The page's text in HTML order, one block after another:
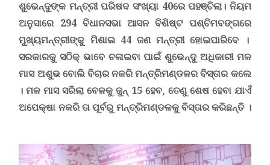
ଶୁଭେନ୍ଦୁଙ୍କ ମନ୍ତ୍ରୀ ପରିଷଦ ସଂଖ୍ୟା 40ରେ ପହଞ୍ଚିଲା। ନିୟମ
ଅନୁସାରେ 294 ବିଧାନସଭା ଆସନ ବିଶିଷ୍ଟ ପଶ୍ଚିମବଙ୍ଗରେ
ମୁଖ୍ୟମନ୍ତ୍ରୀଙ୍କୁ ମିଶାଇ 44 ଜଣ ମନ୍ତ୍ରୀ ହୋଇପାରିବେ ।
ସରକାରକୁ ସଠିକ୍ ଭାବେ ଚଳାଇବା ପାଇଁ ଶୁଭେନ୍ଦୁ ଅଧିକାରୀ ମଳ
ମାସ ଅଶୁଭ ବୋଲି ବିଚାର ନକରିମନ୍ତ୍ରିମଣ୍ଡଳର ବିସ୍ତାର କଲେ
। ମଳ ମାସ ସରିଲା ବେଳକୁ ଜୁନ୍ 15 ହେବ, ତେଣୁ ଶେଷ ହେବା ଯାଏଁ
ଅପେକ୍ଷା ନକରିତା ପୂର୍ବରୁ ମନ୍ତ୍ରିମଣ୍ଡଳକୁ ବିସ୍ତାର କରିଛନ୍ତି ।